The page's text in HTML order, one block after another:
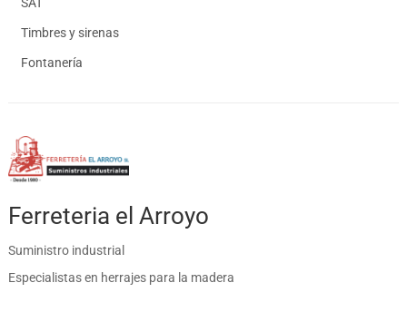
Timbres y sirenas
Fontanería
Ferreteria el Arroyo
Suministro industrial
Especialistas en herrajes para la madera